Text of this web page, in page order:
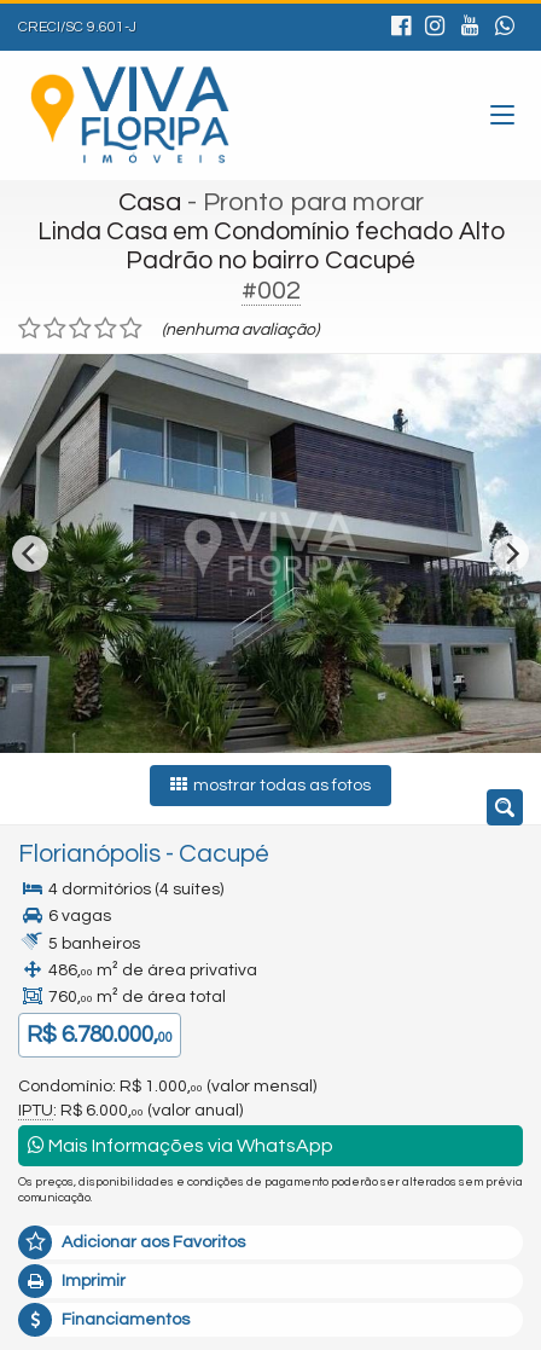
CRECI/SC 9.601-J
Casa - Pronto para morar
Linda Casa em Condomínio fechado Alto
Padrão no bairro Cacupé
#002
(nenhuma avaliação)
mostrar todas as fotos
Florianópolis - Cacupé
4 dormitórios (4 suítes)
6 vagas
5 banheiros
486,00 m² de área privativa
760,00 m² de área total
R$ 6.780.000,00
Condomínio: R$ 1.000,00 (valor mensal)
IPTU: R$ 6.000,00 (valor anual)
Mais Informações via WhatsApp
Os preços, disponibilidades e condições de pagamento poderão ser alterados sem prévia
comunicação.
Adicionar aos Favoritos
Imprimir
Financiamentos